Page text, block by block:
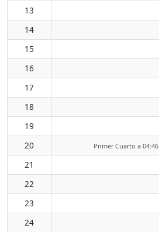
13
14
15
16
17
18
19
20
Primer Cuarto a 04:46
21
22
23
24